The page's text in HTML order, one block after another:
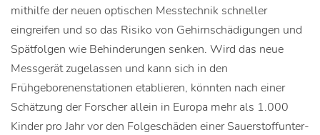
mithilfe der neuen optischen Messtechnik schneller
eingreifen und so das Risiko von Gehirnschädigungen und
Spätfolgen wie Behinderungen senken. Wird das neue
Messgerät zugelassen und kann sich in den
Frühgeborenenstationen etablieren, könnten nach einer
Schätzung der Forscher allein in Europa mehr als 1.000
Kinder pro Jahr vor den Folgeschäden einer Sauerstoffunter-